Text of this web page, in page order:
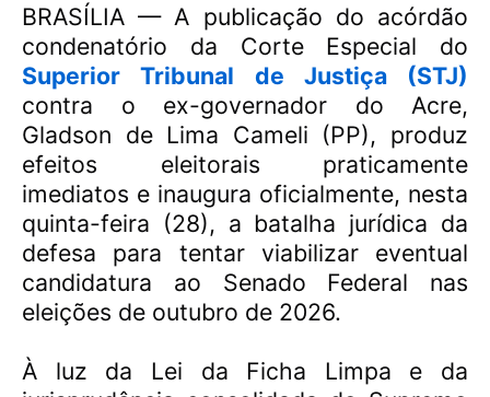
BRASÍLIA — A publicação do acórdão
condenatório da Corte Especial do
Superior Tribunal de Justiça (STJ)
contra o ex-governador do Acre,
Gladson de Lima Cameli (PP), produz
efeitos eleitorais praticamente
imediatos e inaugura oficialmente, nesta
quinta-feira (28), a batalha jurídica da
defesa para tentar viabilizar eventual
candidatura ao Senado Federal nas
eleições de outubro de 2026.
À luz da Lei da Ficha Limpa e da